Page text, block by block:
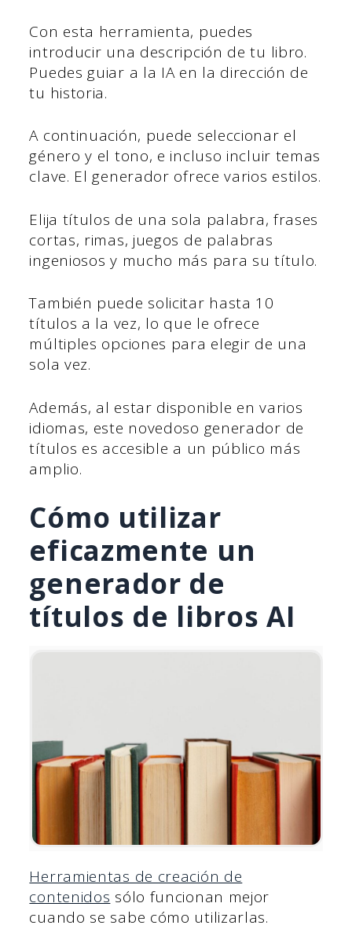
Con esta herramienta, puedes
introducir una descripción de tu libro.
Puedes guiar a la IA en la dirección de
tu historia.
A continuación, puede seleccionar el
género y el tono, e incluso incluir temas
clave. El generador ofrece varios estilos.
Elija títulos de una sola palabra, frases
cortas, rimas, juegos de palabras
ingeniosos y mucho más para su título.
También puede solicitar hasta 10
títulos a la vez, lo que le ofrece
múltiples opciones para elegir de una
sola vez.
Además, al estar disponible en varios
idiomas, este novedoso generador de
títulos es accesible a un público más
amplio.
Cómo utilizar
eficazmente un
generador de
títulos de libros AI
Herramientas de creación de
contenidos sólo funcionan mejor
cuando se sabe cómo utilizarlas.